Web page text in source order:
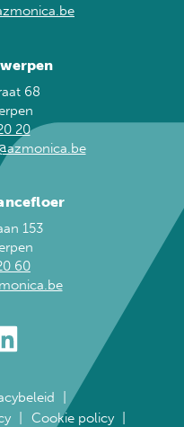
68
20
153
60
Cookie policy